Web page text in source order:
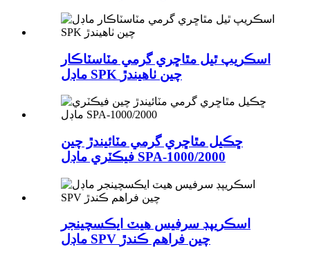
اسڪريپ ٿيل مٿاڇري گرمي مٽاسٽاڪار
ماڊل SPK چين ٺاهيندڙ
ڇڪيل مٿاڇري گرمي مٽائيندڙ چين
فيڪٽري ماڊل SPA-1000/2000
اسڪريپڊ سرفيس هيٽ ايڪسچينجر
ماڊل SPV چين فراهم ڪندڙ